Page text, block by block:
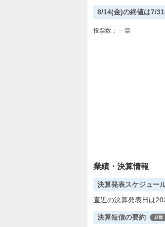
8/14(金)の終値は7/
投票数： ---票
業績・決算情報
決算発表スケジュー
直近の決算発表日は
決算短信の要約